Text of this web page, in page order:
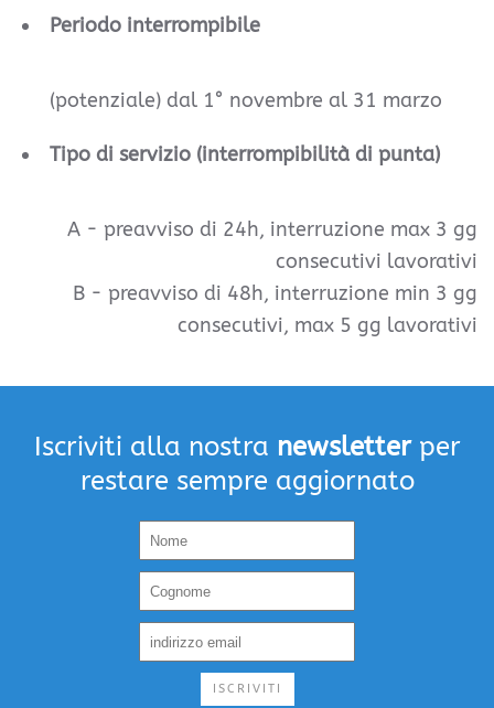
Periodo interrompibile
(potenziale) dal 1° novembre al 31 marzo
Tipo di servizio (interrompibilità di punta)
A - preavviso di 24h, interruzione max 3 gg
consecutivi lavorativi
B - preavviso di 48h, interruzione min 3 gg
consecutivi, max 5 gg lavorativi
Iscriviti alla nostra newsletterper
restare sempre aggiornato
ISCRIVITI